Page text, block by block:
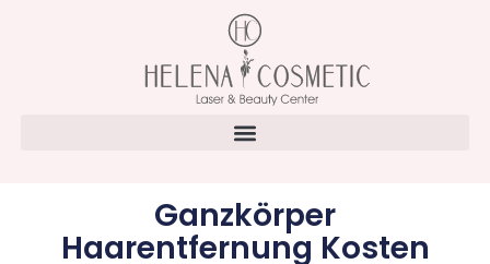
Ganzkörper
Haarentfernung Kosten